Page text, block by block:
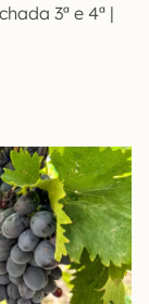
3ª e 4ª |